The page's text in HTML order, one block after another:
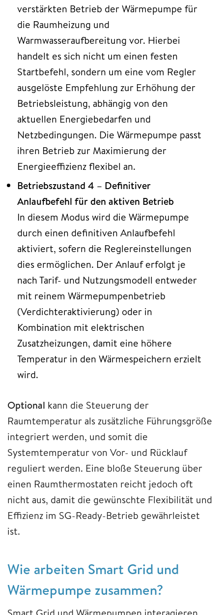
verstärkten Betrieb der Wärmepumpe für
die Raumheizung und
Warmwasseraufbereitung vor. Hierbei
handelt es sich nicht um einen festen
Startbefehl, sondern um eine vom Regler
ausgelöste Empfehlung zur Erhöhung der
Betriebsleistung, abhängig von den
aktuellen Energiebedarfen und
Netzbedingungen. Die Wärmepumpe passt
ihren Betrieb zur Maximierung der
Energieeffizienz flexibel an.
Betriebszustand 4 – Definitiver
Anlaufbefehl für den aktiven Betrieb
In diesem Modus wird die Wärmepumpe
durch einen definitiven Anlaufbefehl
aktiviert, sofern die Reglereinstellungen
dies ermöglichen. Der Anlauf erfolgt je
nach Tarif- und Nutzungsmodell entweder
mit reinem Wärmepumpenbetrieb
(Verdichteraktivierung) oder in
Kombination mit elektrischen
Zusatzheizungen, damit eine höhere
Temperatur in den Wärmespeichern erzielt
wird.
Optional kann die Steuerung der
Raumtemperatur als zusätzliche Führungsgröße
integriert werden, und somit die
Systemtemperatur von Vor- und Rücklauf
reguliert werden. Eine bloße Steuerung über
einen Raumthermostaten reicht jedoch oft
nicht aus, damit die gewünschte Flexibilität und
Effizienz im SG-Ready-Betrieb gewährleistet
ist.
Wie arbeiten Smart Grid und
Wärmepumpe zusammen?